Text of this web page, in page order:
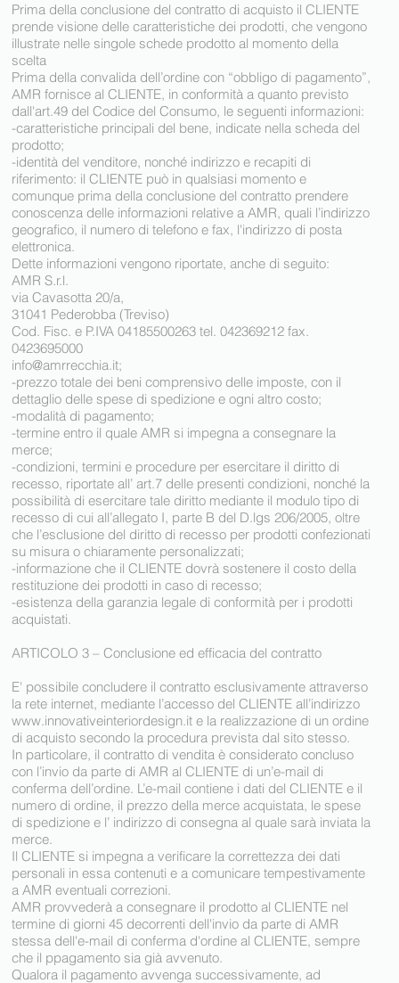
Prima della conclusione del contratto di acquisto il CLIENTE
prende visione delle caratteristiche dei prodotti, che vengono
illustrate nelle singole schede prodotto al momento della
scelta
Prima della convalida dell’ordine con “obbligo di pagamento”,
AMR fornisce al CLIENTE, in conformità a quanto previsto
dall'art.49 del Codice del Consumo, le seguenti informazioni:
-caratteristiche principali del bene, indicate nella scheda del
prodotto;
-identità del venditore, nonché indirizzo e recapiti di
riferimento: il CLIENTE può in qualsiasi momento e
comunque prima della conclusione del contratto prendere
conoscenza delle informazioni relative a AMR, quali l’indirizzo
geografico, il numero di telefono e fax, l'indirizzo di posta
elettronica.
Dette informazioni vengono riportate, anche di seguito:
AMR S.r.l.
via Cavasotta 20/a,
31041 Pederobba (Treviso)
Cod. Fisc. e P.IVA 04185500263 tel. 042369212 fax.
0423695000
info@amrrecchia.it;
-prezzo totale dei beni comprensivo delle imposte, con il
dettaglio delle spese di spedizione e ogni altro costo;
-modalità di pagamento;
-termine entro il quale AMR si impegna a consegnare la
merce;
-condizioni, termini e procedure per esercitare il diritto di
recesso, riportate all’ art.7 delle presenti condizioni, nonché la
possibilità di esercitare tale diritto mediante il modulo tipo di
recesso di cui all’allegato I, parte B del D.lgs 206/2005, oltre
che l’esclusione del diritto di recesso per prodotti confezionati
su misura o chiaramente personalizzati;
-informazione che il CLIENTE dovrà sostenere il costo della
restituzione dei prodotti in caso di recesso;
-esistenza della garanzia legale di conformità per i prodotti
acquistati.
ARTICOLO 3 – Conclusione ed efficacia del contratto
E' possibile concludere il contratto esclusivamente attraverso
la rete internet, mediante l’accesso del CLIENTE all’indirizzo
www.innovativeinteriordesign.ite la realizzazione di un ordine
di acquisto secondo la procedura prevista dal sito stesso.
In particolare, il contratto di vendita è considerato concluso
con l’invio da parte di AMR al CLIENTE di un’e-mail di
conferma dell’ordine. L’e-mail contiene i dati del CLIENTE e il
numero di ordine, il prezzo della merce acquistata, le spese
di spedizione e l’ indirizzo di consegna al quale sarà inviata la
merce.
Il CLIENTE si impegna a verificare la correttezza dei dati
personali in essa contenuti e a comunicare tempestivamente
a AMR eventuali correzioni.
AMR provvederà a consegnare il prodotto al CLIENTE nel
termine di giorni 45 decorrenti dell'invio da parte di AMR
stessa dell'e-mail di conferma d'ordine al CLIENTE, sempre
che il ppagamento sia già avvenuto.
Qualora il pagamento avvenga successivamente, ad